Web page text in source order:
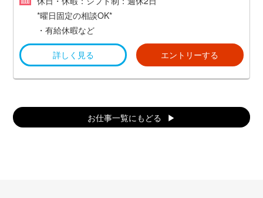
*曜日固定の相談OK*
・有給休暇など
詳しく見る エントリーする
お仕事一覧にもどる